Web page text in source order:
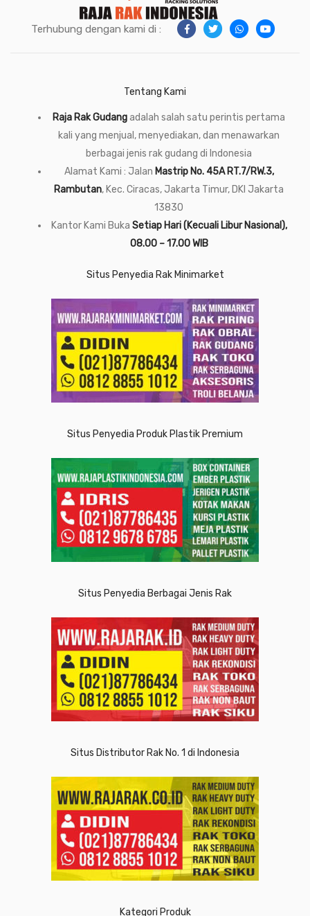
Terhubung dengan kami di :
Tentang Kami
Raja Rak Gudangadalah salah satu perintis pertama
kali yang menjual, menyediakan, dan menawarkan
berbagai jenis rak gudang di Indonesia
Alamat Kami : Jalan Mastrip No. 45A RT.7/RW.3,
Rambutan, Kec. Ciracas, Jakarta Timur, DKI Jakarta
13830
Kantor Kami Buka Setiap Hari (Kecuali Libur Nasional),
08.00 – 17.00 WIB
Situs Penyedia Rak Minimarket
Situs Penyedia Produk Plastik Premium
Situs Penyedia Berbagai Jenis Rak
Situs Distributor Rak No. 1 di Indonesia
Kategori Produk